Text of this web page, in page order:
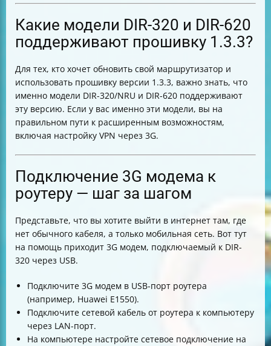
Какие модели DIR-320 и DIR-620
поддерживают прошивку 1.3.3?
Для тех, кто хочет обновить свой маршрутизатор и
использовать прошивку версии 1.3.3, важно знать, что
именно модели DIR-320/NRU и DIR-620 поддерживают
эту версию. Если у вас именно эти модели, вы на
правильном пути к расширенным возможностям,
включая настройку VPN через 3G.
Подключение 3G модема к
роутеру — шаг за шагом
Представьте, что вы хотите выйти в интернет там, где
нет обычного кабеля, а только мобильная сеть. Вот тут
на помощь приходит 3G модем, подключаемый к DIR-
320 через USB.
Подключите 3G модем в USB-порт роутера
(например, Huawei E1550).
Подключите сетевой кабель от роутера к компьютеру
через LAN-порт.
На компьютере настройте сетевое подключение на